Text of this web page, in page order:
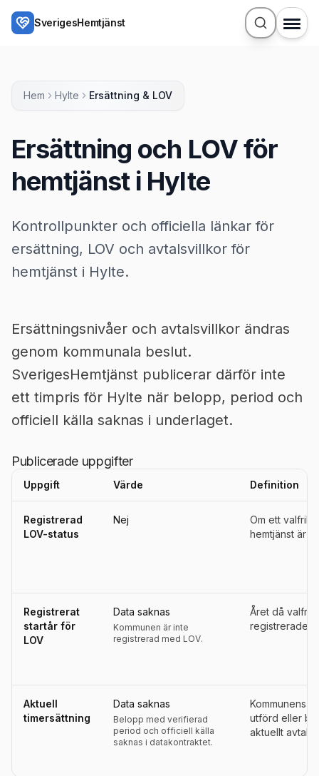
Hoppa till huvudinnehåll
SverigesHemtjänst
Hem Hylte Ersättning & LOV
Ersättning och LOV för
hemtjänst i Hylte
Kontrollpunkter och officiella länkar för
ersättning, LOV och avtalsvillkor för
hemtjänst i Hylte.
Ersättningsnivåer och avtalsvillkor ändras
genom kommunala beslut.
SverigesHemtjänst publicerar därför inte
ett timpris för Hylte när belopp, period och
officiell källa saknas i underlaget.
Publicerade uppgifter
Uppgift Värde Definition
Registrerad
LOV-status
Nej
Om ett
hemtjänst är
Registrerat
startår för
LOV
Data saknas
Kommunen är inte
registrerad med LOV.
Året då
registrerades
Aktuell
timersättning
Data saknas
Belopp med verifierad
period och officiell källa
saknas i datakontraktet.
Kommunens
utförd eller
aktuellt